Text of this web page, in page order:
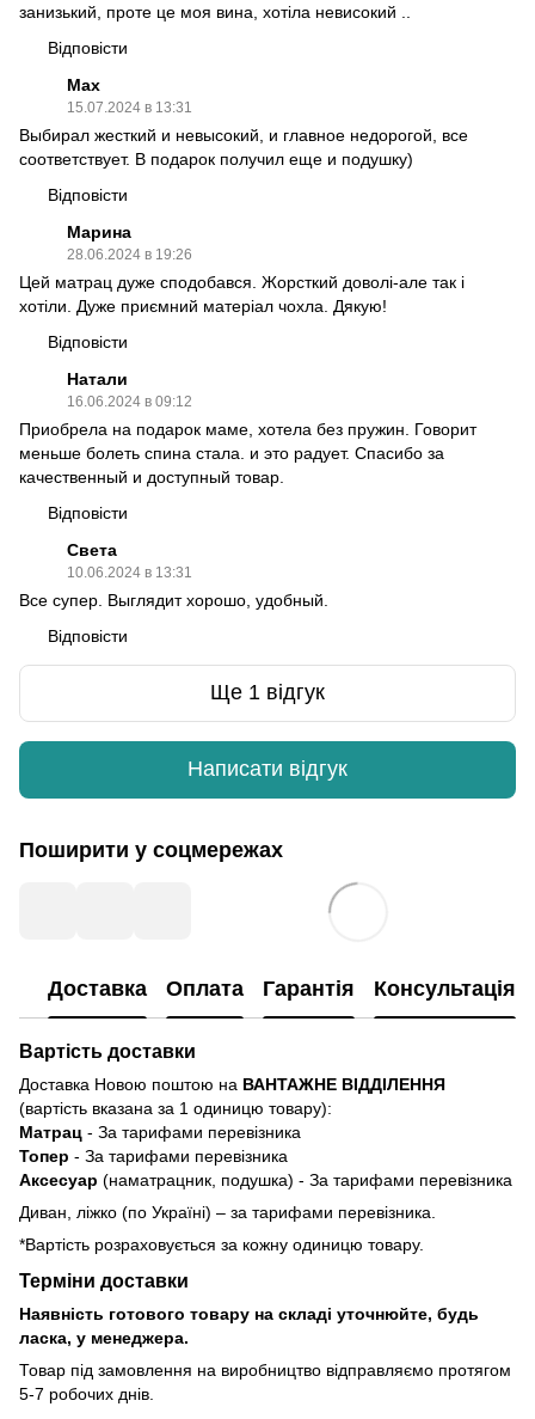
занизький, проте це моя вина, хотіла невисокий ..
Відповісти
Max
15.07.2024 в 13:31
Выбирал жесткий и невысокий, и главное недорогой, все
соответствует. В подарок получил еще и подушку)
Відповісти
Марина
28.06.2024 в 19:26
Цей матрац дуже сподобався. Жорсткий доволі-але так і
хотіли. Дуже приємний матеріал чохла. Дякую!
Відповісти
Натали
16.06.2024 в 09:12
Приобрела на подарок маме, хотела без пружин. Говорит
меньше болеть спина стала. и это радует. Спасибо за
качественный и доступный товар.
Відповісти
Света
10.06.2024 в 13:31
Все супер. Выглядит хорошо, удобный.
Відповісти
Ще 1 відгук
Написати відгук
Поширити у соцмережах
Доставка Оплата Гарантія Консультація
Вартість доставки
Доставка Новою поштою на ВАНТАЖНЕ ВІДДІЛЕННЯ
(вартість вказана за 1 одиницю товару):
Матрац - За тарифами перевізника
Топер - За тарифами перевізника
Аксесуар (наматрацник, подушка) - За тарифами перевізника
Диван, ліжко (по Україні) – за тарифами перевізника.
*Вартість розраховується за кожну одиницю товару.
Терміни доставки
Наявність готового товару на складі уточнюйте, будь
ласка, у менеджера.
Товар під замовлення на виробництво відправляємо протягом
5-7 робочих днів.